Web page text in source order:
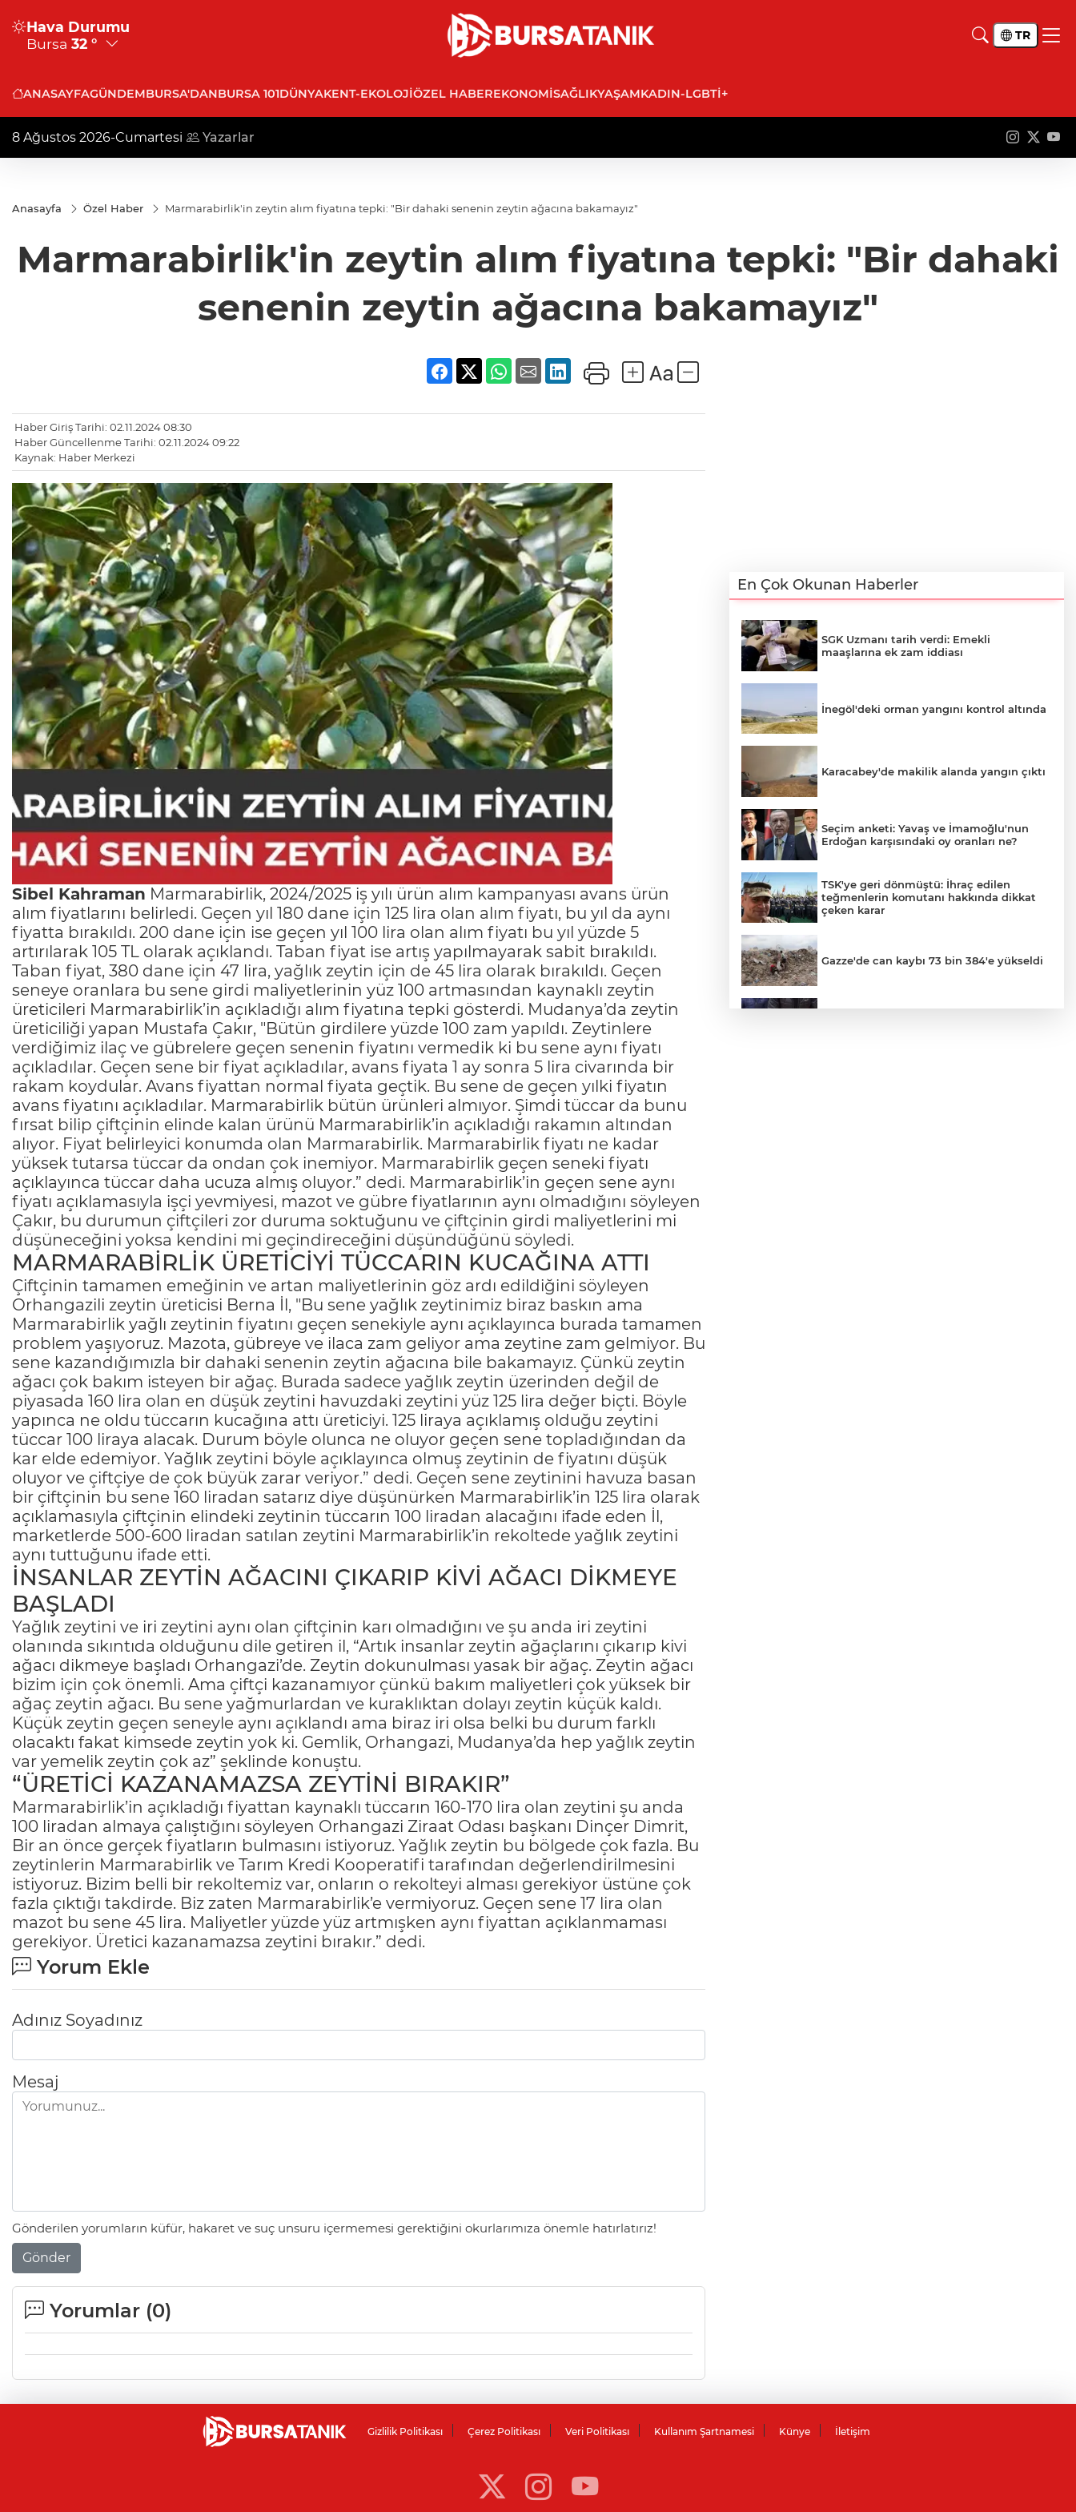
Hava Durumu
Bursa 32 ° TR
ANASAYFAGÜNDEMBURSA'DANBURSA 101DÜNYAKENT-EKOLOJIÖZEL HABEREKONOMISAĞLIKYAŞAMKADIN-LGBTİ+
8 Ağustos 2026-Cumartesi Yazarlar
Anasayfa Özel Haber Marmarabirlik'in zeytin alım fiyatına tepki: "Bir dahaki senenin zeytin ağacına bakamayız"
Marmarabirlik'in zeytin alım fiyatına tepki: "Bir dahaki
senenin zeytin ağacına bakamayız"
Haber Giriş Tarihi: 02.11.2024 08:30
Haber Güncellenme Tarihi: 02.11.2024 09:22
Kaynak: Haber Merkezi
Sibel Kahraman Marmarabirlik, 2024/2025 iş yılı ürün alım kampanyası avans ürün
alım fiyatlarını belirledi. Geçen yıl 180 dane için 125 lira olan alım fiyatı, bu yıl da aynı
fiyatta bırakıldı. 200 dane için ise geçen yıl 100 lira olan alım fiyatı bu yıl yüzde 5
artırılarak 105 TL olarak açıklandı. Taban fiyat ise artış yapılmayarak sabit bırakıldı.
Taban fiyat, 380 dane için 47 lira, yağlık zeytin için de 45 lira olarak bırakıldı. Geçen
seneye oranlara bu sene girdi maliyetlerinin yüz 100 artmasından kaynaklı zeytin
üreticileri Marmarabirlik’in açıkladığı alım fiyatına tepki gösterdi. Mudanya’da zeytin
üreticiliği yapan Mustafa Çakır, "Bütün girdilere yüzde 100 zam yapıldı. Zeytinlere
verdiğimiz ilaç ve gübrelere geçen senenin fiyatını vermedik ki bu sene aynı fiyatı
açıkladılar. Geçen sene bir fiyat açıkladılar, avans fiyata 1 ay sonra 5 lira civarında bir
rakam koydular. Avans fiyattan normal fiyata geçtik. Bu sene de geçen yılki fiyatın
avans fiyatını açıkladılar. Marmarabirlik bütün ürünleri almıyor. Şimdi tüccar da bunu
fırsat bilip çiftçinin elinde kalan ürünü Marmarabirlik’in açıkladığı rakamın altından
alıyor. Fiyat belirleyici konumda olan Marmarabirlik. Marmarabirlik fiyatı ne kadar
yüksek tutarsa tüccar da ondan çok inemiyor. Marmarabirlik geçen seneki fiyatı
açıklayınca tüccar daha ucuza almış oluyor.” dedi. Marmarabirlik’in geçen sene aynı
fiyatı açıklamasıyla işçi yevmiyesi, mazot ve gübre fiyatlarının aynı olmadığını söyleyen
Çakır, bu durumun çiftçileri zor duruma soktuğunu ve çiftçinin girdi maliyetlerini mi
düşüneceğini yoksa kendini mi geçindireceğini düşündüğünü söyledi.
MARMARABİRLİK ÜRETİCİYİ TÜCCARIN KUCAĞINA ATTI
Çiftçinin tamamen emeğinin ve artan maliyetlerinin göz ardı edildiğini söyleyen
Orhangazili zeytin üreticisi Berna İl, "Bu sene yağlık zeytinimiz biraz baskın ama
Marmarabirlik yağlı zeytinin fiyatını geçen senekiyle aynı açıklayınca burada tamamen
problem yaşıyoruz. Mazota, gübreye ve ilaca zam geliyor ama zeytine zam gelmiyor. Bu
sene kazandığımızla bir dahaki senenin zeytin ağacına bile bakamayız. Çünkü zeytin
ağacı çok bakım isteyen bir ağaç. Burada sadece yağlık zeytin üzerinden değil de
piyasada 160 lira olan en düşük zeytini havuzdaki zeytini yüz 125 lira değer biçti. Böyle
yapınca ne oldu tüccarın kucağına attı üreticiyi. 125 liraya açıklamış olduğu zeytini
tüccar 100 liraya alacak. Durum böyle olunca ne oluyor geçen sene topladığından da
kar elde edemiyor. Yağlık zeytini böyle açıklayınca olmuş zeytinin de fiyatını düşük
oluyor ve çiftçiye de çok büyük zarar veriyor.” dedi. Geçen sene zeytinini havuza basan
bir çiftçinin bu sene 160 liradan satarız diye düşünürken Marmarabirlik’in 125 lira olarak
açıklamasıyla çiftçinin elindeki zeytinin tüccarın 100 liradan alacağını ifade eden İl,
marketlerde 500-600 liradan satılan zeytini Marmarabirlik’in rekoltede yağlık zeytini
aynı tuttuğunu ifade etti.
İNSANLAR ZEYTİN AĞACINI ÇIKARIP KİVİ AĞACI DİKMEYE
BAŞLADI
Yağlık zeytini ve iri zeytini aynı olan çiftçinin karı olmadığını ve şu anda iri zeytini
olanında sıkıntıda olduğunu dile getiren il, “Artık insanlar zeytin ağaçlarını çıkarıp kivi
ağacı dikmeye başladı Orhangazi’de. Zeytin dokunulması yasak bir ağaç. Zeytin ağacı
bizim için çok önemli. Ama çiftçi kazanamıyor çünkü bakım maliyetleri çok yüksek bir
ağaç zeytin ağacı. Bu sene yağmurlardan ve kuraklıktan dolayı zeytin küçük kaldı.
Küçük zeytin geçen seneyle aynı açıklandı ama biraz iri olsa belki bu durum farklı
olacaktı fakat kimsede zeytin yok ki. Gemlik, Orhangazi, Mudanya’da hep yağlık zeytin
var yemelik zeytin çok az” şeklinde konuştu.
“ÜRETİCİ KAZANAMAZSA ZEYTİNİ BIRAKIR”
Marmarabirlik’in açıkladığı fiyattan kaynaklı tüccarın 160-170 lira olan zeytini şu anda
100 liradan almaya çalıştığını söyleyen Orhangazi Ziraat Odası başkanı Dinçer Dimrit,
Bir an önce gerçek fiyatların bulmasını istiyoruz. Yağlık zeytin bu bölgede çok fazla. Bu
zeytinlerin Marmarabirlik ve Tarım Kredi Kooperatifi tarafından değerlendirilmesini
istiyoruz. Bizim belli bir rekoltemiz var, onların o rekolteyi alması gerekiyor üstüne çok
fazla çıktığı takdirde. Biz zaten Marmarabirlik’e vermiyoruz. Geçen sene 17 lira olan
mazot bu sene 45 lira. Maliyetler yüzde yüz artmışken aynı fiyattan açıklanmaması
gerekiyor. Üretici kazanamazsa zeytini bırakır.” dedi.
Yorum Ekle
Adınız Soyadınız
Mesaj
Gönderilen yorumların küfür, hakaret ve suç unsuru içermemesi gerektiğini okurlarımıza önemle hatırlatırız!
Gönder
Yorumlar (0)
En Çok Okunan Haberler
SGK Uzmanı tarih verdi: Emekli
maaşlarına ek zam iddiası
İnegöl'deki orman yangını kontrol altında
Karacabey'de makilik alanda yangın çıktı
Seçim anketi: Yavaş ve İmamoğlu'nun
Erdoğan karşısındaki oy oranları ne?
TSK'ye geri dönmüştü: İhraç edilen
teğmenlerin komutanı hakkında dikkat
çeken karar
Gazze'de can kaybı 73 bin 384'e yükseldi
Gizlilik Politikası Çerez Politikası Veri Politikası Kullanım Şartnamesi Künye İletişim